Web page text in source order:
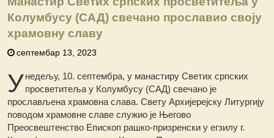
Колумбусу (САД) свечано прославио своју
храмовну славу
септембар 13, 2023
Унедељу, 10. септембра, у манастиру Светих српских
просветитеља у Колумбусу (САД) свечано је
прослављена храмовна слава. Свету Архијерејску Литургију
поводом храмовне славе служио је Његово
Преосвештенство Епископ рашко-призренски у егзилу г.